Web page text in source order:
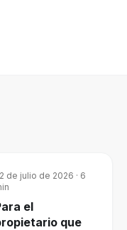
de julio de 2026 · 6
el
que